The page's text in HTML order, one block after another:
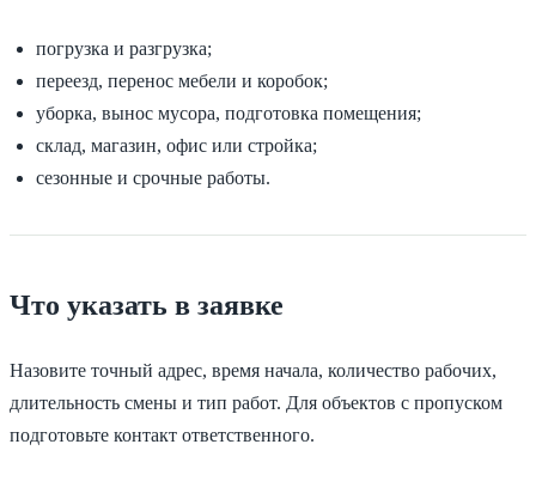
погрузка и разгрузка;
переезд, перенос мебели и коробок;
уборка, вынос мусора, подготовка помещения;
склад, магазин, офис или стройка;
сезонные и срочные работы.
Что указать в заявке
Назовите точный адрес, время начала, количество рабочих,
длительность смены и тип работ. Для объектов с пропуском
подготовьте контакт ответственного.